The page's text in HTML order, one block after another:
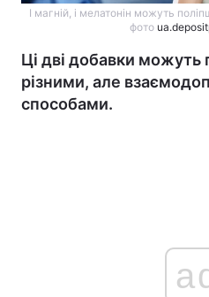
І магній, і мелатонін можуть
фото
Ці дві добавки
різними, але
способами.